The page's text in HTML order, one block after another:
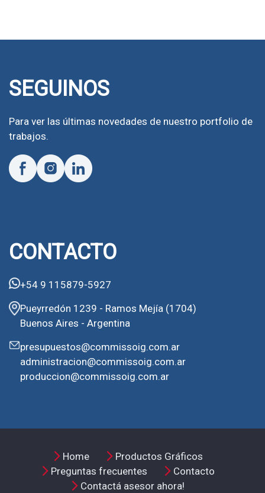
SEGUINOS
Para ver las últimas novedades de nuestro portfolio de
trabajos.
CONTACTO
+54 9 115879-5927
Pueyrredón 1239 - Ramos Mejía (1704)
Buenos Aires - Argentina
presupuestos@commissoig.com.ar
administracion@commissoig.com.ar
produccion@commissoig.com.ar
Home
Productos Gráficos
Preguntas frecuentes
Contacto
Contactá asesor ahora!